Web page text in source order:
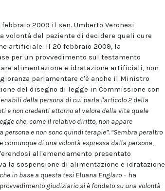
2009 il sen. Umberto Veronesi
del paziente di decidere quali cure
artificiale. Il 20 febbraio 2009, la
per un provvedimento sul testamento
alimentazione e idratazione artificiali, non
parlamentare c'è anche il Ministro
del disegno di legge in Commissione con
della persona di cui parla l'articolo 2 della
e non credenti attorno al valore della vita quale
che, come il relativo diritto, non appare
e non sono quindi terapie”. “Sembra peraltro
di una volontà espressa dalla persona,
all'emendamento presentato
la sospensione di alimentazione e idratazione
in base a questa tesi Eluana Englaro- ha
giudiziario si è fondato su una volontà